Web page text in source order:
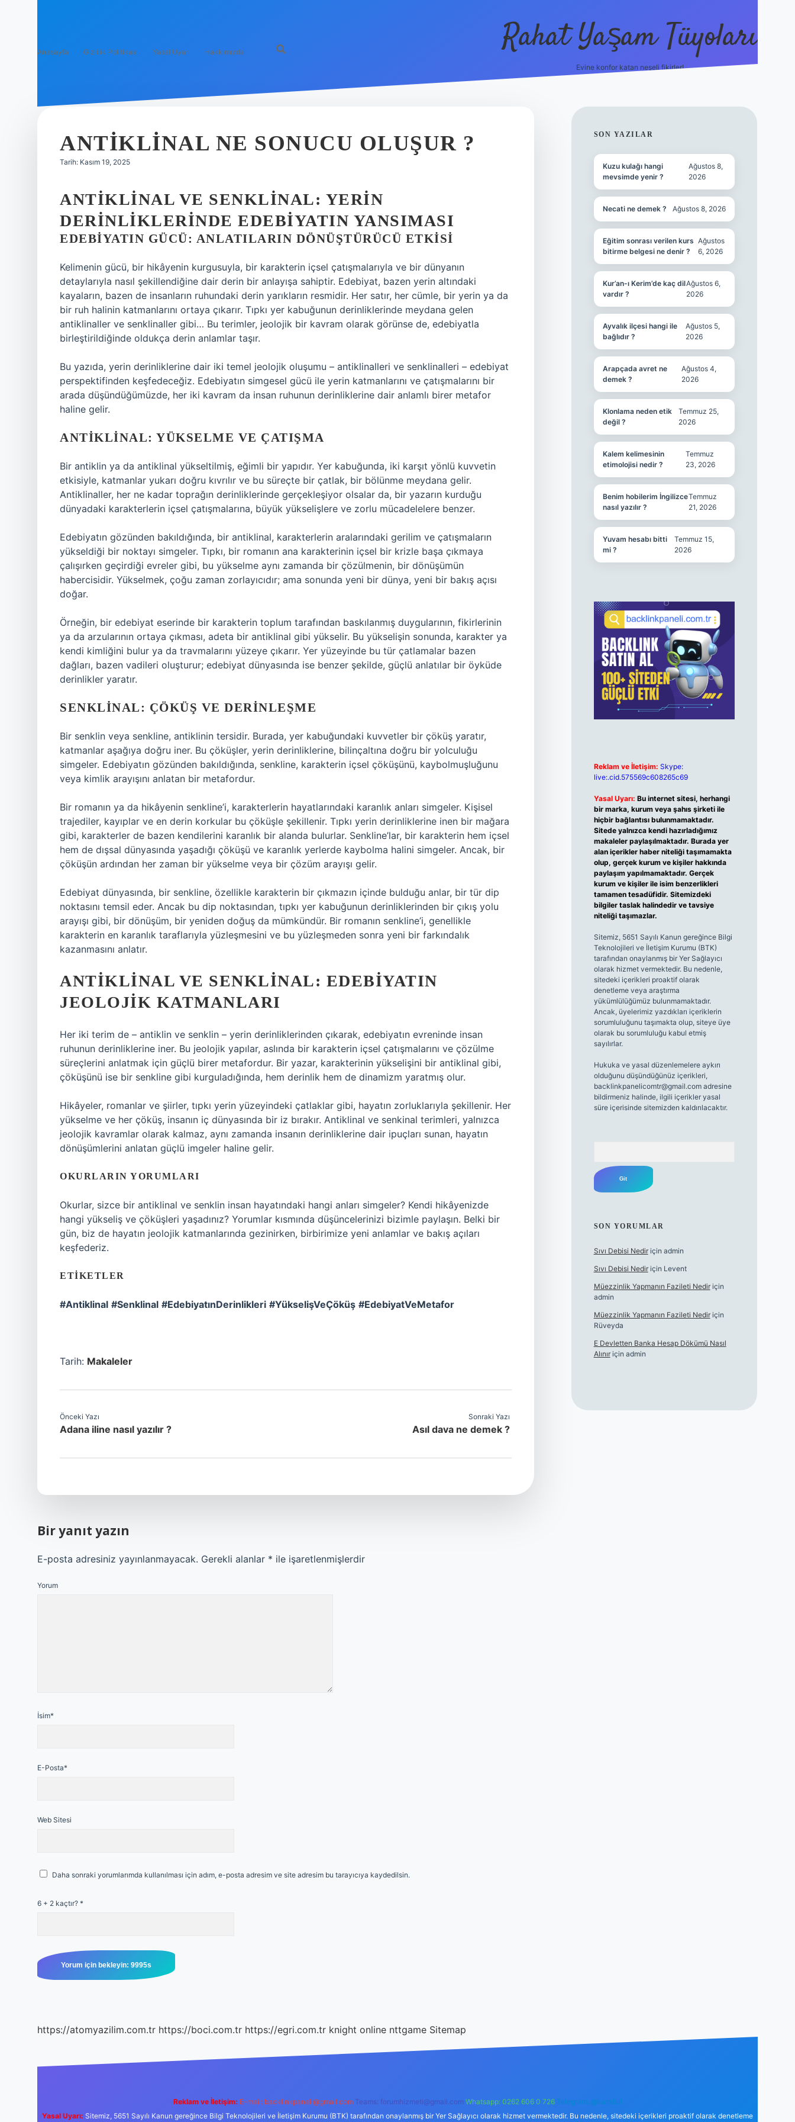
Anasayfa Gizlilik Politikası Yasal Uyarı Hakkımızda Rahat Yaşam Tüyoları
Evine konfor katan neşeli fikirler!
ANTIKLINAL NE SONUCU OLUŞUR ?
Tarih: Kasım 19, 2025
ANTIKLINAL VE SENKLINAL: YERIN
DERINLIKLERINDE EDEBIYATIN YANSIMASI
EDEBIYATIN GÜCÜ: ANLATILARIN DÖNÜŞTÜRÜCÜ ETKISI
Kelimenin gücü, bir hikâyenin kurgusuyla, bir karakterin içsel çatışmalarıyla ve bir dünyanın
detaylarıyla nasıl şekillendiğine dair derin bir anlayışa sahiptir. Edebiyat, bazen yerin altındaki
kayaların, bazen de insanların ruhundaki derin yarıkların resmidir. Her satır, her cümle, bir yerin ya da
bir ruh halinin katmanlarını ortaya çıkarır. Tıpkı yer kabuğunun derinliklerinde meydana gelen
antiklinaller ve senklinaller gibi… Bu terimler, jeolojik bir kavram olarak görünse de, edebiyatla
birleştirildiğinde oldukça derin anlamlar taşır.
Bu yazıda, yerin derinliklerine dair iki temel jeolojik oluşumu – antiklinalleri ve senklinalleri – edebiyat
perspektifinden keşfedeceğiz. Edebiyatın simgesel gücü ile yerin katmanlarını ve çatışmalarını bir
arada düşündüğümüzde, her iki kavram da insan ruhunun derinliklerine dair anlamlı birer metafor
haline gelir.
ANTIKLINAL: YÜKSELME VE ÇATIŞMA
Bir antiklin ya da antiklinal yükseltilmiş, eğimli bir yapıdır. Yer kabuğunda, iki karşıt yönlü kuvvetin
etkisiyle, katmanlar yukarı doğru kıvrılır ve bu süreçte bir çatlak, bir bölünme meydana gelir.
Antiklinaller, her ne kadar toprağın derinliklerinde gerçekleşiyor olsalar da, bir yazarın kurduğu
dünyadaki karakterlerin içsel çatışmalarına, büyük yükselişlere ve zorlu mücadelelere benzer.
Edebiyatın gözünden bakıldığında, bir antiklinal, karakterlerin aralarındaki gerilim ve çatışmaların
yükseldiği bir noktayı simgeler. Tıpkı, bir romanın ana karakterinin içsel bir krizle başa çıkmaya
çalışırken geçirdiği evreler gibi, bu yükselme aynı zamanda bir çözülmenin, bir dönüşümün
habercisidir. Yükselmek, çoğu zaman zorlayıcıdır; ama sonunda yeni bir dünya, yeni bir bakış açısı
doğar.
Örneğin, bir edebiyat eserinde bir karakterin toplum tarafından baskılanmış duygularının, fikirlerinin
ya da arzularının ortaya çıkması, adeta bir antiklinal gibi yükselir. Bu yükselişin sonunda, karakter ya
kendi kimliğini bulur ya da travmalarını yüzeye çıkarır. Yer yüzeyinde bu tür çatlamalar bazen
dağları, bazen vadileri oluşturur; edebiyat dünyasında ise benzer şekilde, güçlü anlatılar bir öyküde
derinlikler yaratır.
SENKLINAL: ÇÖKÜŞ VE DERINLEŞME
Bir senklin veya senkline, antiklinin tersidir. Burada, yer kabuğundaki kuvvetler bir çöküş yaratır,
katmanlar aşağıya doğru iner. Bu çöküşler, yerin derinliklerine, bilinçaltına doğru bir yolculuğu
simgeler. Edebiyatın gözünden bakıldığında, senkline, karakterin içsel çöküşünü, kaybolmuşluğunu
veya kimlik arayışını anlatan bir metafordur.
Bir romanın ya da hikâyenin senkline’i, karakterlerin hayatlarındaki karanlık anları simgeler. Kişisel
trajediler, kayıplar ve en derin korkular bu çöküşle şekillenir. Tıpkı yerin derinliklerine inen bir mağara
gibi, karakterler de bazen kendilerini karanlık bir alanda bulurlar. Senkline’lar, bir karakterin hem içsel
hem de dışsal dünyasında yaşadığı çöküşü ve karanlık yerlerde kaybolma halini simgeler. Ancak, bir
çöküşün ardından her zaman bir yükselme veya bir çözüm arayışı gelir.
Edebiyat dünyasında, bir senkline, özellikle karakterin bir çıkmazın içinde bulduğu anlar, bir tür dip
noktasını temsil eder. Ancak bu dip noktasından, tıpkı yer kabuğunun derinliklerinden bir çıkış yolu
arayışı gibi, bir dönüşüm, bir yeniden doğuş da mümkündür. Bir romanın senkline’i, genellikle
karakterin en karanlık taraflarıyla yüzleşmesini ve bu yüzleşmeden sonra yeni bir farkındalık
kazanmasını anlatır.
ANTIKLINAL VE SENKLINAL: EDEBIYATIN
JEOLOJIK KATMANLARI
Her iki terim de – antiklin ve senklin – yerin derinliklerinden çıkarak, edebiyatın evreninde insan
ruhunun derinliklerine iner. Bu jeolojik yapılar, aslında bir karakterin içsel çatışmalarını ve çözülme
süreçlerini anlatmak için güçlü birer metafordur. Bir yazar, karakterinin yükselişini bir antiklinal gibi,
çöküşünü ise bir senkline gibi kurguladığında, hem derinlik hem de dinamizm yaratmış olur.
Hikâyeler, romanlar ve şiirler, tıpkı yerin yüzeyindeki çatlaklar gibi, hayatın zorluklarıyla şekillenir. Her
yükselme ve her çöküş, insanın iç dünyasında bir iz bırakır. Antiklinal ve senkinal terimleri, yalnızca
jeolojik kavramlar olarak kalmaz, aynı zamanda insanın derinliklerine dair ipuçları sunan, hayatın
dönüşümlerini anlatan güçlü imgeler haline gelir.
OKURLARIN YORUMLARI
Okurlar, sizce bir antiklinal ve senklin insan hayatındaki hangi anları simgeler? Kendi hikâyenizde
hangi yükseliş ve çöküşleri yaşadınız? Yorumlar kısmında düşüncelerinizi bizimle paylaşın. Belki bir
gün, biz de hayatın jeolojik katmanlarında gezinirken, birbirimize yeni anlamlar ve bakış açıları
keşfederiz.
ETIKETLER
#Antiklinal #Senklinal #EdebiyatınDerinlikleri #YükselişVeÇöküş #EdebiyatVeMetafor
Tarih: Makaleler
Önceki Yazı
Adana iline nasıl yazılır ?
Sonraki Yazı
Asıl dava ne demek ?
Bir yanıt yazın
E-posta adresiniz yayınlanmayacak. Gerekli alanlar * ile işaretlenmişlerdir
Yorum
İsim*
E-Posta*
Web Sitesi
Daha sonraki yorumlarımda kullanılması için adım, e-posta adresim ve site adresim bu tarayıcıya kaydedilsin.
6 + 2 kaçtır? *
https://atomyazilim.com.tr https://boci.com.tr https://egri.com.tr knight online nttgame Sitemap
SIDEBAR
SON YAZILAR
Kuzu kulağı hangi
mevsimde yenir ?
Ağustos 8,
2026
Necati ne demek ? Ağustos 8, 2026
Eğitim sonrası verilen kurs
bitirme belgesi ne denir ?
Ağustos
6, 2026
Kur’an-ı Kerim’de kaç dil
vardır ?
Ağustos 6,
2026
Ayvalık ilçesi hangi ile
bağlıdır ?
Ağustos 5,
2026
Arapçada avret ne
demek ?
Ağustos 4,
2026
Klonlama neden etik
değil ?
Temmuz 25,
2026
Kalem kelimesinin
etimolojisi nedir ?
Temmuz
23, 2026
Benim hobilerim İngilizce
nasıl yazılır ?
Temmuz
21, 2026
Yuvam hesabı bitti
mi ?
Temmuz 15,
2026
Reklam ve İletişim: Skype:
live:.cid.575569c608265c69
Yasal Uyarı: Bu internet sitesi, herhangi
bir marka, kurum veya şahıs şirketi ile
hiçbir bağlantısı bulunmamaktadır.
Sitede yalnızca kendi hazırladığımız
makaleler paylaşılmaktadır. Burada yer
alan içerikler haber niteliği taşımamakta
olup, gerçek kurum ve kişiler hakkında
paylaşım yapılmamaktadır. Gerçek
kurum ve kişiler ile isim benzerlikleri
tamamen tesadüfidir. Sitemizdeki
bilgiler taslak halindedir ve tavsiye
niteliği taşımazlar.
Sitemiz, 5651 Sayılı Kanun gereğince Bilgi
Teknolojileri ve İletişim Kurumu (BTK)
tarafından onaylanmış bir Yer Sağlayıcı
olarak hizmet vermektedir. Bu nedenle,
sitedeki içerikleri proaktif olarak
denetleme veya araştırma
yükümlülüğümüz bulunmamaktadır.
Ancak, üyelerimiz yazdıkları içeriklerin
sorumluluğunu taşımakta olup, siteye üye
olarak bu sorumluluğu kabul etmiş
sayılırlar.
Hukuka ve yasal düzenlemelere aykırı
olduğunu düşündüğünüz içerikleri,
backlinkpanelicomtr@gmail.comadresine
bildirmeniz halinde, ilgili içerikler yasal
süre içerisinde sitemizden kaldırılacaktır.
SON YORUMLAR
Sıvı Debisi Nediriçin admin
Sıvı Debisi Nediriçin Levent
Müezzinlik Yapmanın Fazileti Nediriçin
admin
Müezzinlik Yapmanın Fazileti Nediriçin
Rüveyda
E Devletten Banka Hesap Dökümü Nasıl
Alınıriçin admin
ilbet canlı maç
Reklam ve İletişim: E-mail: backlinkpaneli@gmail.com Teams: forumhizmeti@gmail.com Whatsapp: 0262 606 0 726 Telegram: @karabul
Yasal Uyarı: Sitemiz, 5651 Sayılı Kanun gereğince Bilgi Teknolojileri ve İletişim Kurumu (BTK) tarafından onaylanmış bir Yer Sağlayıcı olarak hizmet vermektedir. Bu nedenle, sitedeki içerikleri proaktif olarak denetleme